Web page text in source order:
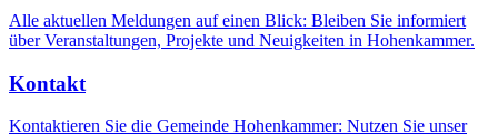
Alle aktuellen Meldungen auf einen Blick: Bleiben Sie informiert
über Veranstaltungen, Projekte und Neuigkeiten in Hohenkammer.
Kontakt
Kontaktieren Sie die Gemeinde Hohenkammer: Nutzen Sie unser